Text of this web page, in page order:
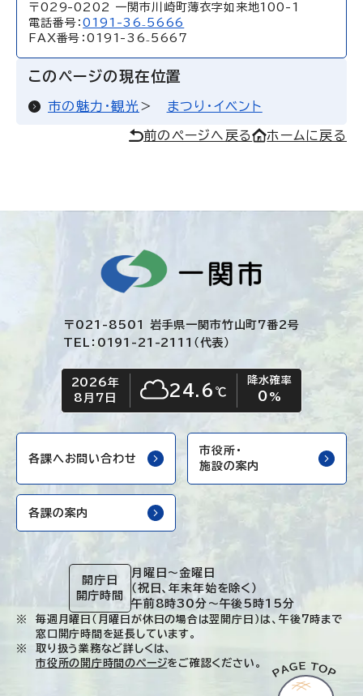
〒029-0202 一関市川崎町薄衣字如来地100-1
電話番号：0191-36₋5666
FAX番号：0191-36₋5667
このページの現在位置
市の魅力・観光 まつり・イベント
前のページへ戻る ホームに戻る
〒021-8501 岩手県一関市竹山町7番2号
TEL：0191-21-2111（代表）
今日の日付
2026年
8月7日
今日の天気
くもり24.6 ℃
降水確率
0 %
各課へお問い合わせ
市役所・
施設の案内
各課の案内
開庁日
開庁時間
月曜日～金曜日
（祝日、年末年始を除く）
午前8時30分～午後5時15分
毎週月曜日（月曜日が休日の場合は翌開庁日）は、午後7時まで
窓口開庁時間を延長しています。
取り扱う業務など詳しくは、
市役所の開庁時間のページをご確認ください。